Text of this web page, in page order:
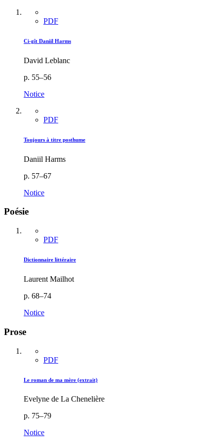
PDF
Ci-gît Daniil Harms
David Leblanc
p. 55–56
Notice
PDF
Toujours à titre posthume
Daniil Harms
p. 57–67
Notice
Poésie
PDF
Dictionnaire littéraire
Laurent Mailhot
p. 68–74
Notice
Prose
PDF
Le roman de ma mère (extrait)
Evelyne de La Chenelière
p. 75–79
Notice